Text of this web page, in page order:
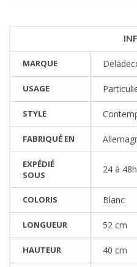
MARQUE
USAGE
STYLE
FABRIQUÉ EN
EXPÉDIÉ
SOUS
24 à 48h
COLORIS Blanc
LONGUEUR 52 cm
HAUTEUR 40 cm